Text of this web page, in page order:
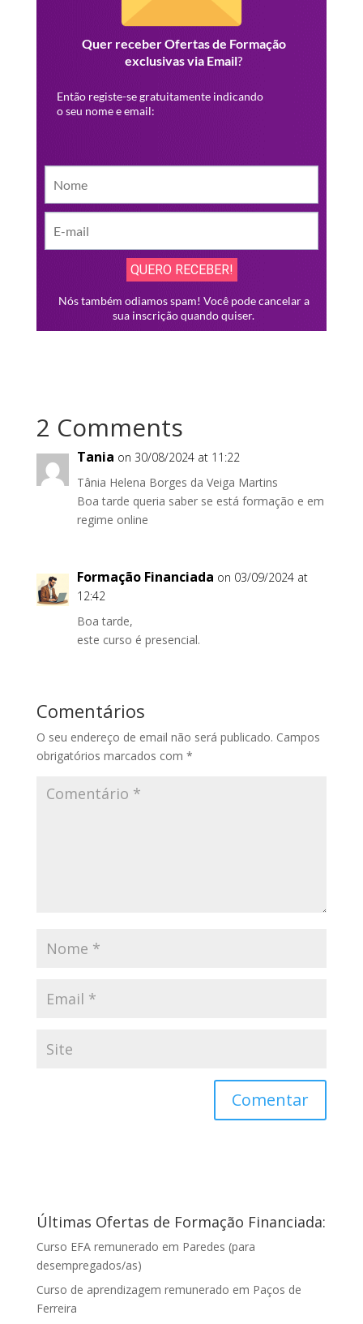
2 Comments
Tania on 30/08/2024 at 11:22
Tânia Helena Borges da Veiga Martins
Boa tarde queria saber se está formação e em
regime online
Formação Financiada on 03/09/2024 at
12:42
Boa tarde,
este curso é presencial.
Comentários
O seu endereço de email não será publicado. Campos
obrigatórios marcados com *
Últimas Ofertas de Formação Financiada:
Curso EFA remunerado em Paredes (para
desempregados/as)
Curso de aprendizagem remunerado em Paços de
Ferreira